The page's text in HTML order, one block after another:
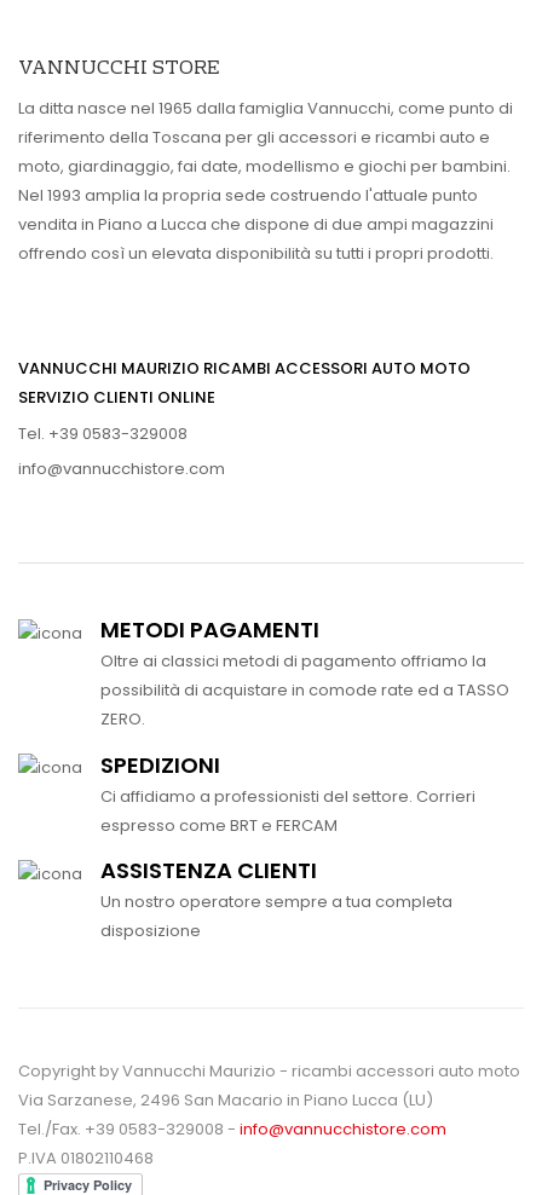
VANNUCCHI STORE
La ditta nasce nel 1965 dalla famiglia Vannucchi, come punto di
riferimento della Toscana per gli accessori e ricambi auto e
moto, giardinaggio, fai date, modellismo e giochi per bambini.
Nel 1993 amplia la propria sede costruendo l'attuale punto
vendita in Piano a Lucca che dispone di due ampi magazzini
offrendo così un elevata disponibilità su tutti i propri prodotti.
VANNUCCHI MAURIZIO RICAMBI ACCESSORI AUTO MOTO
SERVIZIO CLIENTI ONLINE
Tel. +39 0583-329008
info@vannucchistore.com
METODI PAGAMENTI
Oltre ai classici metodi di pagamento offriamo la
possibilità di acquistare in comode rate ed a TASSO
ZERO.
SPEDIZIONI
Ci affidiamo a professionisti del settore. Corrieri
espresso come BRT e FERCAM
ASSISTENZA CLIENTI
Un nostro operatore sempre a tua completa
disposizione
Copyright by Vannucchi Maurizio - ricambi accessori auto moto
Via Sarzanese, 2496 San Macario in Piano Lucca (LU)
Tel./Fax. +39 0583-329008 - info@vannucchistore.com
P.IVA 01802110468